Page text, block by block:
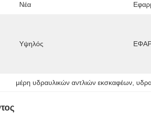
Νέα
Υψηλός
μέρη υδραυλικών αντλιών εκσκαφέων